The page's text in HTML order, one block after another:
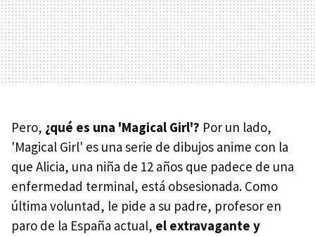
Pero, ¿qué es una 'Magical Girl'? Por un lado,
'Magical Girl' es una serie de dibujos anime con la
que Alicia, una niña de 12 años que padece de una
enfermedad terminal, está obsesionada. Como
última voluntad, le pide a su padre, profesor en
paro de la España actual, el extravagante y